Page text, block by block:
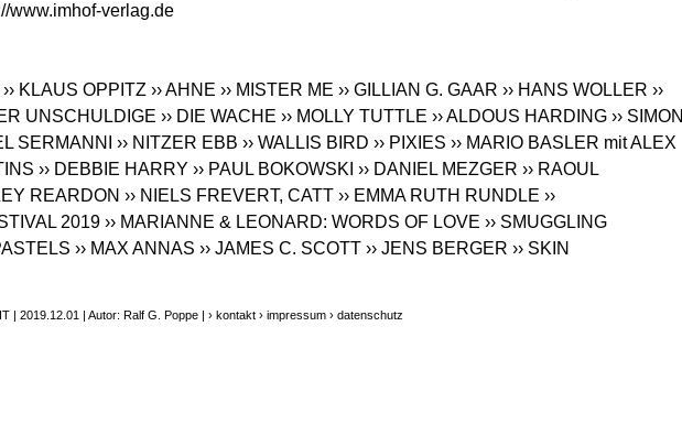
www.imhof-verlag.de
›› KLAUS OPPITZ ›› AHNE ›› MISTER ME ›› GILLIAN G. GAAR ›› HANS WOLLER ››
UNSCHULDIGE ›› DIE WACHE ›› MOLLY TUTTLE ›› ALDOUS HARDING ›› SIMON
SERMANNI ›› NITZER EBB ›› WALLIS BIRD ›› PIXIES ›› MARIO BASLER mit ALEX
›› DEBBIE HARRY ›› PAUL BOKOWSKI ›› DANIEL MEZGER ›› RAOUL
REARDON ›› NIELS FREVERT, CATT ›› EMMA RUTH RUNDLE ››
2019 ›› MARIANNE & LEONARD: WORDS OF LOVE ›› SMUGGLING
›› MAX ANNAS ›› JAMES C. SCOTT ›› JENS BERGER ›› SKIN
| 2019.12.01 | Autor: Ralf G. Poppe | › kontakt › impressum › datenschutz